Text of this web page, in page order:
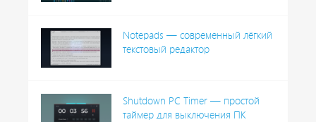
Notepads — современный лёгкий
текстовый редактор
Shutdown PC Timer — простой
таймер для выключения ПК